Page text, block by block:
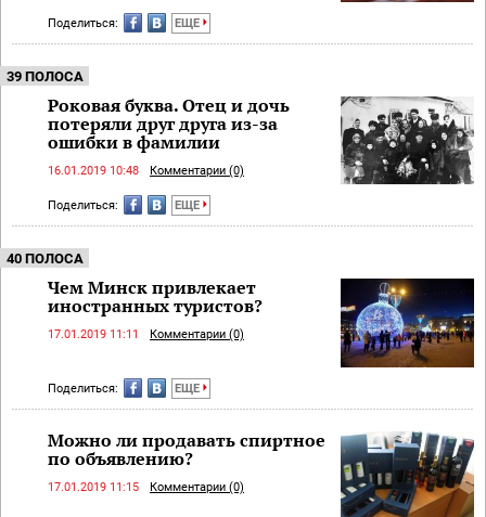
Поделиться: ЕЩЕ
39 ПОЛОСА
Роковая буква. Отец и дочь
потеряли друг друга из-за
ошибки в фамилии
16.01.2019 10:48 Комментарии (0)
Поделиться: ЕЩЕ
40 ПОЛОСА
Чем Минск привлекает
иностранных туристов?
17.01.2019 11:11 Комментарии (0)
Поделиться: ЕЩЕ
Можно ли продавать спиртное
по объявлению?
17.01.2019 11:15 Комментарии (0)